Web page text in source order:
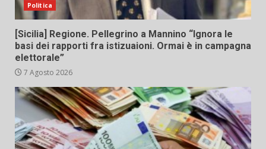
Politica
[Sicilia] Regione. Pellegrino a Mannino “Ignora le
basi dei rapporti fra istizuaioni. Ormai è in campagna
elettorale”
7 Agosto 2026